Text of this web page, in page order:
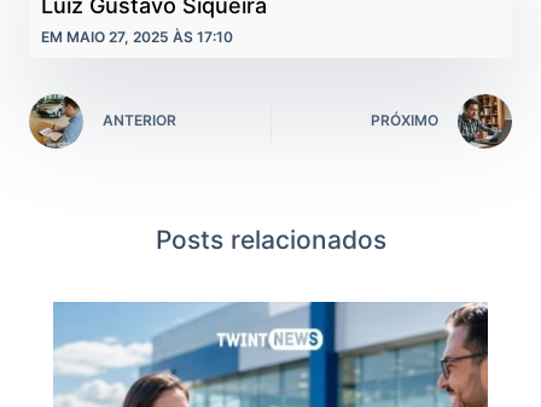
Luiz Gustavo Siqueira
EM MAIO 27, 2025 ÀS 17:10
ANTERIOR PRÓXIMO
Posts relacionados